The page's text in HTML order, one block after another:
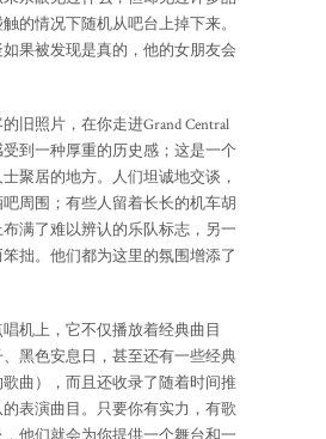
的情况下随机从吧台上掉下来。
果被发现是真的，他的女朋友会
旧照片，在你走进Grand Central
到一种厚重的历史感；这是一个
聚居的地方。人们坦诚地交谈，
周围；有些人留着长长的机车胡
满了难以辨认的乐队标志，另一
拙。他们都为这里的氛围增添了
机上，它不仅播放着经典曲目
、黑色安息日，甚至还有一些经典
曲），而且还收录了随着时间推
表演曲目。只要你有实力，有歌